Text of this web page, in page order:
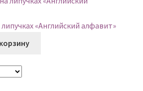
«Английский алфавит»